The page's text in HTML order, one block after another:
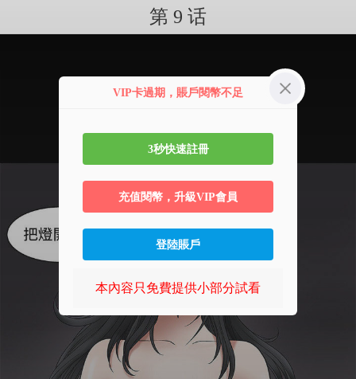
第 9 话
VIP卡過期，賬戶閱幣不足
3秒快速註冊
充值閱幣，升級VIP會員
登陸賬戶
本內容只免費提供小部分試看